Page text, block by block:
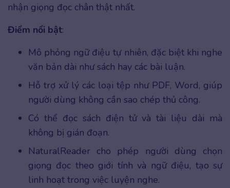
nhận giọng đọc chân thật nhất.
Điểm nổi bật:
Mô phỏng ngữ điệu tự nhiên, đặc biệt khi nghe
văn bản dài như sách hay các bài luận.
Hỗ trợ xử lý các loại tệp như PDF, Word, giúp
người dùng không cần sao chép thủ công.
Có thể đọc sách điện tử và tài liệu dài mà
không bị gián đoạn.
NaturalReader cho phép người dùng chọn
giọng đọc theo giới tính và ngữ điệu, tạo sự
linh hoạt trong việc luyện nghe.